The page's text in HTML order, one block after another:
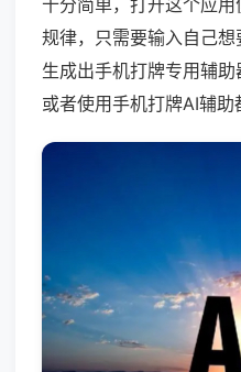
十分简单，打开这个应
规律，只需要输入自己
生成出手机打牌专用辅
或者使用手机打牌AI辅助